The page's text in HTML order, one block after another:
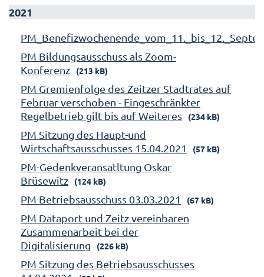
2021
PM Bildungsausschuss als Zoom-
Konferenz
(213 kB)
PM Gremienfolge des Zeitzer Stadtrates auf
Februar verschoben - Eingeschränkter
Regelbetrieb gilt bis auf Weiteres
(234 kB)
PM Sitzung des Haupt-und
Wirtschaftsausschusses 15.04.2021
(57 kB)
PM-Gedenkveransatltung Oskar
Brüsewitz
(124 kB)
PM Betriebsausschuss 03.03.2021 (67 kB)
PM Dataport und Zeitz vereinbaren
Zusammenarbeit bei der
Digitalisierung
(226 kB)
PM Sitzung des Betriebsausschusses